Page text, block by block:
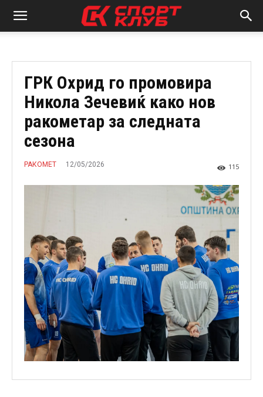
ГРК Охрид го промовира
Никола Зечевиќ како нов
ракометар за следната
сезона
РАКОМЕТ 12/05/2026 115